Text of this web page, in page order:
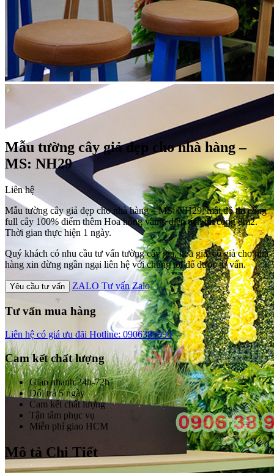
Mẫu tường cây giả đẹp cho nhà hàng –
MS: NH29
Liên hệ
Mẫu tường cây giả đẹp cho nhà hàng – MS: NH29, mật độ thi công
full cây 100% điểm thêm Hoa hồng vàng, diện tích thi công 8m2.
Thời gian thực hiện 1 ngày.
Quý khách có nhu cầu tư vấn tường cây giả, hoa giả, cỏ giả cho nhà
hàng xin đừng ngần ngại liên hệ với chúng tôi để được tư vấn.
Yêu cầu tư vấn ZALO Tư vấn Zalo
Tư vấn mua hàng
Liên hệ có giá ưu đãi Hotline: 0906389990
Cam kết chất lượng
Giao nhanh 24h-72h
Đổi trả 5 ngày
Cam kết chất lượng
Tận tâm phục vụ
Miễn phí giao HCM
Mô tả Chi Tiết